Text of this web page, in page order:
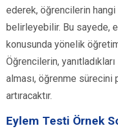
ederek, öğrencilerin
belirleyebilir. Bu sayede,
konusunda yönelik
Öğrencilerin,
alması, öğrenme sürecini
artıracaktır.
Eylem Testi Örnek